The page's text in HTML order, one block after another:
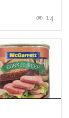
14